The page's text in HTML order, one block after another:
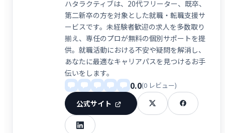
ハタラクティブは、20代フリーター、既卒、
第二新卒の方を対象とした就職・転職支援サ
ービスです。未経験者歓迎の求人を多数取り
揃え、専任のプロが無料の個別サポートを提
供。就職活動における不安や疑問を解消し、
あなたに最適なキャリアパスを見つけるお手
伝いをします。
0.0(0 レビュー)
公式サイト